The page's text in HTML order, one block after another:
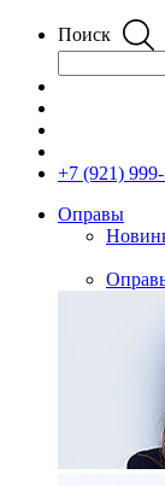
Поиск
+7 (921)
Оправы